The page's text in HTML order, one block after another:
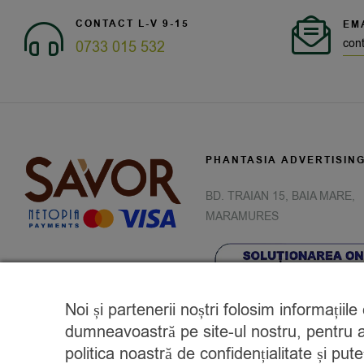
CONTACT L-V 9-15
0733 015 532
PHANTASIA
BD. TRAIAN 15, BAIA MARE,
MARAMURES
Noi și partenerii noștri folosim
dumneavoastră pe site-ul nostru,
politica noastră de confidențialitate și